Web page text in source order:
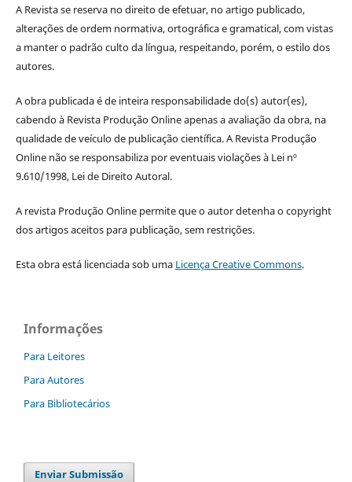
A Revista se reserva no direito de efetuar, no artigo publicado,
alterações de ordem normativa, ortográfica e gramatical, com vistas
a manter o padrão culto da língua, respeitando, porém, o estilo dos
autores.
A obra publicada é de inteira responsabilidade do(s) autor(es),
cabendo à Revista Produção Online apenas a avaliação da obra, na
qualidade de veículo de publicação científica. A Revista Produção
Online não se responsabiliza por eventuais violações à Lei nº
9.610/1998, Lei de Direito Autoral.
A revista Produção Online permite que o autor detenha o copyright
dos artigos aceitos para publicação, sem restrições.
Esta obra está licenciada sob uma Licença Creative Commons.
Informações
Para Leitores
Para Autores
Para Bibliotecários
Enviar Submissão